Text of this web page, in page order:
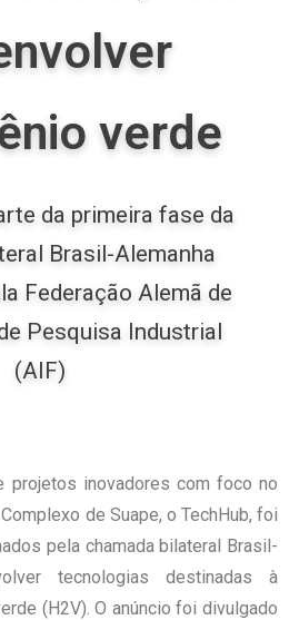
verde
da primeira fase da
Brasil-Alemanha
Federação Alemã de
Pesquisa Industrial
(AIF)
projetos inovadores com foco no
de Suape, o TechHub, foi
pela chamada bilateral Brasil-
tecnologias destinadas à
(H2V). O anúncio foi divulgado